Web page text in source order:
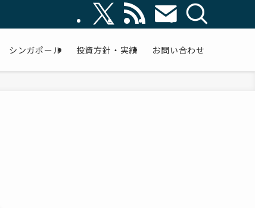
シンガポール 投資方針・実績 お問い合わせ